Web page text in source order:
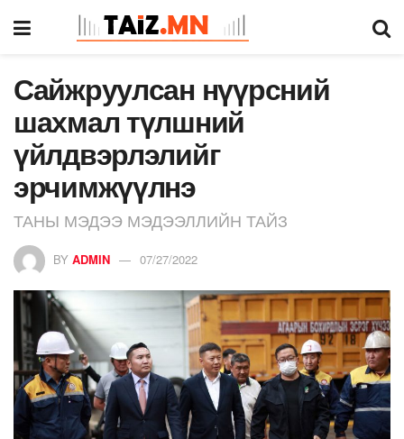
Сайжруулсан нүүрсний
шахмал түлшний
үйлдвэрлэлийг
эрчимжүүлнэ
ТАНЫ МЭДЭЭ МЭДЭЭЛЛИЙН ТАЙЗ
BY ADMIN 07/27/2022